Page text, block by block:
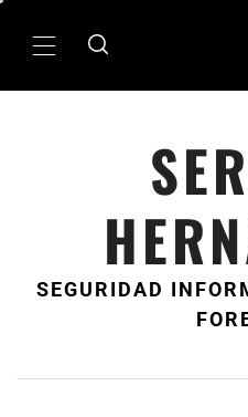
MenÃº
SEGURIDAD